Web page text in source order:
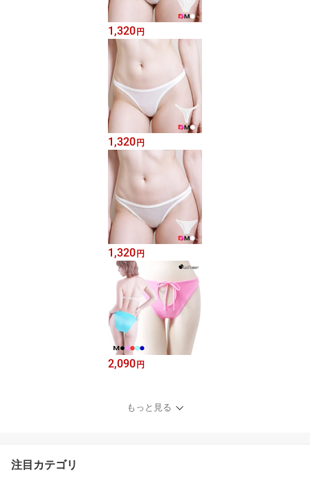
1,320円
1,320円
1,320円
2,090円
もっと見る
注目カテゴリ